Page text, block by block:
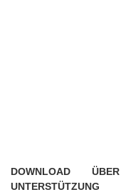
DOWNLOAD ÜBER
UNTERSTÜTZUNG